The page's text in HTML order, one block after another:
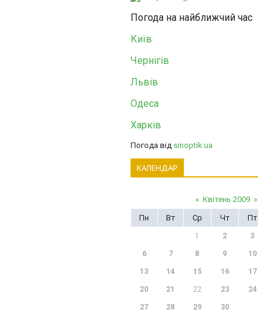
Погода на найближчий час
Київ
Чернігів
Львів
Одеса
Харків
Погода від sinoptik.ua
КАЛЕНДАР
« Квітень 2009 »
Пн
Вт Ср Чт Пт
1 2 3
6 7 8 9 10
13 14 15 16 17
20 21 22 23 24
27 28 29 30